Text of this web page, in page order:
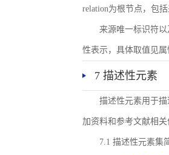
relation为根节点，包
来源唯一标识符以
性表示，具体取值见属
7 描述性元素
描述性元素用于
加资料和参考文献相
7.1 描述性元素集